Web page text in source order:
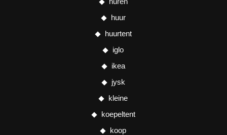
huur
huurtent
iglo
ikea
jysk
kleine
koepeltent
koop